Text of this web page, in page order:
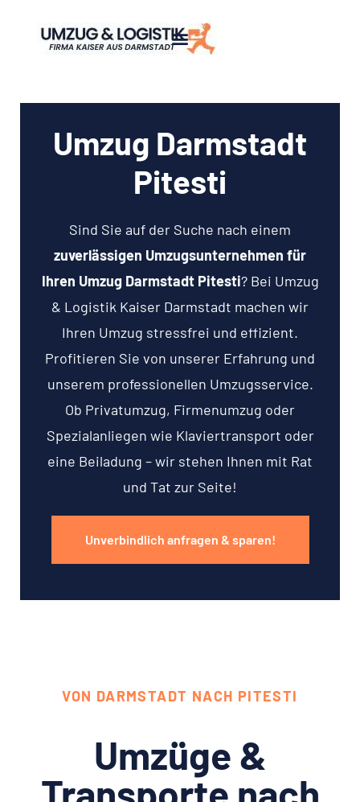
Umzug Darmstadt
Pitesti
Sind Sie auf der Suche nach einem
zuverlässigen Umzugsunternehmen für
Ihren Umzug Darmstadt Pitesti? Bei Umzug
& Logistik Kaiser Darmstadt machen wir
Ihren Umzug stressfrei und effizient.
Profitieren Sie von unserer Erfahrung und
unserem professionellen Umzugsservice.
Ob Privatumzug, Firmenumzug oder
Spezialanliegen wie Klaviertransport oder
eine Beiladung – wir stehen Ihnen mit Rat
und Tat zur Seite!
Unverbindlich anfragen & sparen!
VON DARMSTADT NACH PITESTI
Umzüge &